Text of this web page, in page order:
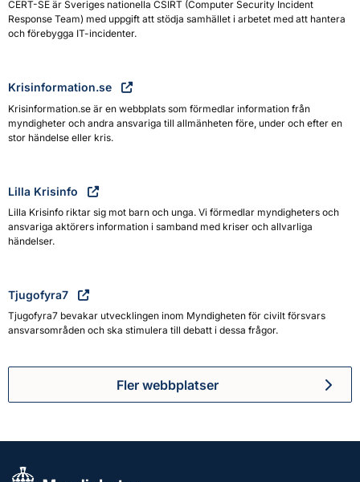
CERT-SE är Sveriges nationella CSIRT (Computer Security Incident
Response Team) med uppgift att stödja samhället i arbetet med att hantera
och förebygga IT-incidenter.
Krisinformation.se
Krisinformation.se är en webbplats som förmedlar information från
myndigheter och andra ansvariga till allmänheten före, under och efter en
stor händelse eller kris.
Lilla Krisinfo
Lilla Krisinfo riktar sig mot barn och unga. Vi förmedlar myndigheters och
ansvariga aktörers information i samband med kriser och allvarliga
händelser.
Tjugofyra7
Tjugofyra7 bevakar utvecklingen inom Myndigheten för civilt försvars
ansvarsområden och ska stimulera till debatt i dessa frågor.
Fler webbplatser